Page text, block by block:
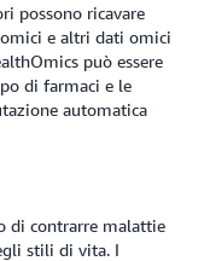
possono ricavare
e altri dati omici
può essere
di farmaci e le
automatica
di contrarre malattie
stili di vita. I